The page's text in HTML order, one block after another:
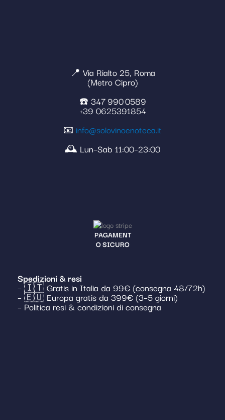
📍 Via Rialto 25, Roma
(Metro Cipro)
☎️ 347 990 0589
+39 0625391854
📧 info@solovinoenoteca.it
🕰️ Lun–Sab 11:00–23:00
PAGAMENT
O SICURO
Spedizioni & resi
– 🇮🇹 Gratis in Italia da 99€ (consegna 48/72h)
– 🇪🇺 Europa gratis da 399€ (3–5 giorni)
– Politica resi & condizioni di consegna